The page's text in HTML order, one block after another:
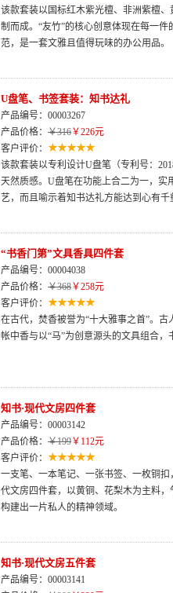
该款套装以国标红木紫光檀、非洲紫檀
制而成。“友竹”的核心创意体现在每一
范，是一套文雅且值得玩味的办公用品。
U盘笔、书签套装：知书达礼
产品编号：00003267
产品价格： ￥316￥226元
客户评价：
该款套装以专利设计U盘笔（专利号：
天然质感。U盘笔在功能上合二为一，实
艺，而且喻示着知书达礼方能达到心有千
“书香门第”文具香具四件套
产品编号：00004038
产品价格： ￥368￥258元
客户评价：
在古代，焚香被誉为“十大雅事之首”。
帐中香与以“马”为创意源头的文具组合，
知书·现代文房四件套
产品编号：00003142
产品价格： ￥199￥112元
客户评价：
一支笔、一本笔记、一张书签、一枚铜
代文房四件套，以黄铜、花梨木为主料
构建出一片私人的精神领域。
知书·现代文房五件套
产品编号：00003141